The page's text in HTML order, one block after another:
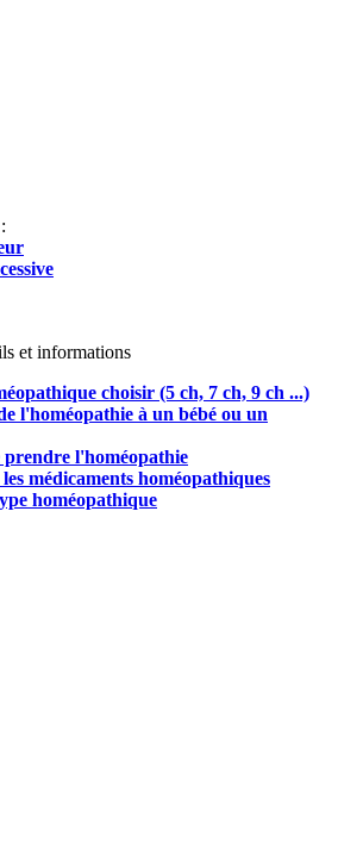
et informations
choisir (5 ch, 7 ch, 9 ch ...)
l'homéopathie à un bébé ou un
prendre l'homéopathie
médicaments homéopathiques
homéopathique